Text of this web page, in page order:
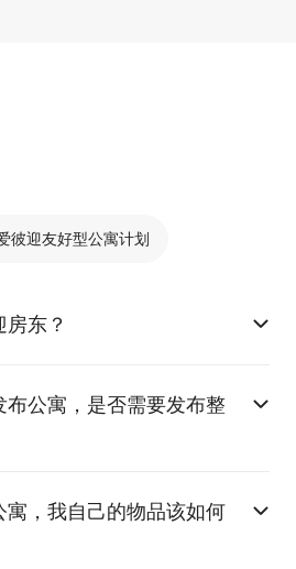
彼迎友好型公寓计划
东？
公寓，是否需要发布整
，我自己的物品该如何